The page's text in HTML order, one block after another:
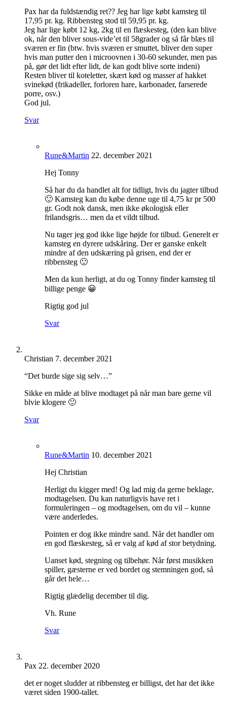
Pax har da fuldstændig ret?? Jeg har lige købt kamsteg til
17,95 pr. kg. Ribbensteg stod til 59,95 pr. kg.
Jeg har lige købt 12 kg, 2kg til en flæskesteg, (den kan blive
ok, når den bliver sous-vide’et til 58grader og så får blæs til
sværen er fin (btw. hvis sværen er smuttet, bliver den super
hvis man putter den i microovnen i 30-60 sekunder, men pas
på, gør det lidt efter lidt, de kan godt blive sorte indeni)
Resten bliver til koteletter, skært kød og masser af hakket
svinekød (frikadeller, forloren hare, karbonader, farserede
porre, osv.)
God jul.
Svar
Rune&Martin 22. december 2021
Hej Tonny
Så har du da handlet alt for tidligt, hvis du jagter tilbud
🙂 Kamsteg kan du købe denne uge til 4,75 kr pr 500
gr. Godt nok dansk, men ikke økologisk eller
frilandsgris… men da et vildt tilbud.
Nu tager jeg god ikke lige højde for tilbud. Generelt er
kamsteg en dyrere udskåring. Der er ganske enkelt
mindre af den udskæring på grisen, end der er
ribbensteg 🙂
Men da kun herligt, at du og Tonny finder kamsteg til
billige penge 😀
Rigtig god jul
Svar
Christian 7. december 2021
“Det burde sige sig selv…”
Sikke en måde at blive modtaget på når man bare gerne vil
blvie klogere 🙂
Svar
Rune&Martin 10. december 2021
Hej Christian
Herligt du kigger med! Og lad mig da gerne beklage,
modtagelsen. Du kan naturligvis have ret i
formuleringen – og modtagelsen, om du vil – kunne
være anderledes.
Pointen er dog ikke mindre sand. Når det handler om
en god flæskesteg, så er valg af kød af stor betydning.
Uanset kød, stegning og tilbehør. Når først musikken
spiller, gæsterne er ved bordet og stemningen god, så
går det hele…
Rigtig glædelig december til dig.
Vh. Rune
Svar
Pax 22. december 2020
det er noget sludder at ribbensteg er billigst, det har det ikke
været siden 1900-tallet.